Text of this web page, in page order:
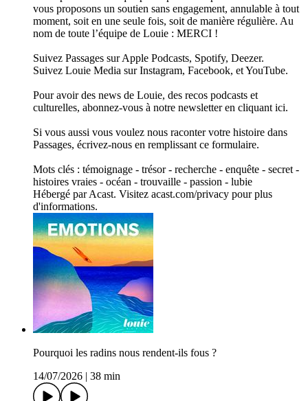
vous proposons un soutien sans engagement, annulable à tout
moment, soit en une seule fois, soit de manière régulière. Au
nom de toute l’équipe de Louie : MERCI !
Suivez Passages sur Apple Podcasts, Spotify, Deezer.
Suivez Louie Media sur Instagram, Facebook, et YouTube.
Pour avoir des news de Louie, des recos podcasts et
culturelles, abonnez-vous à notre newsletter en cliquant ici.
Si vous aussi vous voulez nous raconter votre histoire dans
Passages, écrivez-nous en remplissant ce formulaire.
Mots clés : témoignage - trésor - recherche - enquête - secret -
histoires vraies - océan - trouvaille - passion - lubie
Hébergé par Acast. Visitez acast.com/privacy pour plus
d'informations.
Pourquoi les radins nous rendent-ils fous ?
14/07/2026
38 min